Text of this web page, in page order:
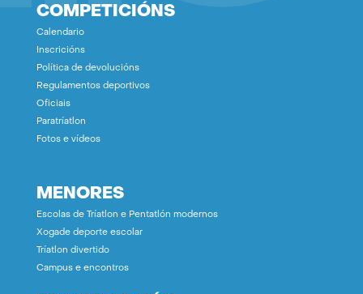
COMPETICIÓNS
Calendario
Inscricións
Política de devolucións
Regulamentos deportivos
Oficiais
Paratríatlon
Fotos e vídeos
MENORES
Escolas de Tríatlon e Pentatlón modernos
Xogade deporte escolar
Tríatlon divertido
Campus e encontros